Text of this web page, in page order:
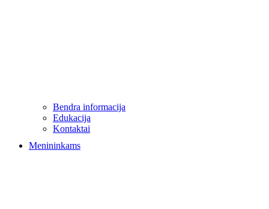
Bendra informacija
Edukacija
Kontaktai
Menininkams